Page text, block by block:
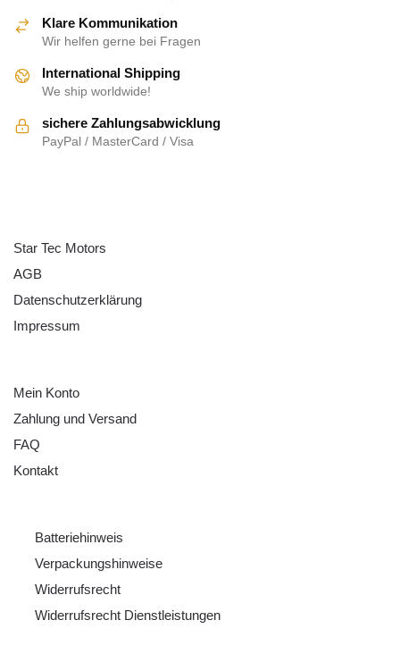
Klare Kommunikation
Wir helfen gerne bei Fragen
International Shipping
We ship worldwide!
sichere Zahlungsabwicklung
PayPal / MasterCard / Visa
Star Tec Motors
AGB
Datenschutzerklärung
Impressum
Mein Konto
Zahlung und Versand
FAQ
Kontakt
Batteriehinweis
Verpackungshinweise
Widerrufsrecht
Widerrufsrecht Dienstleistungen